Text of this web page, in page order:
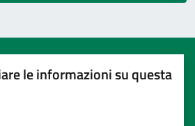
le informazioni su questa